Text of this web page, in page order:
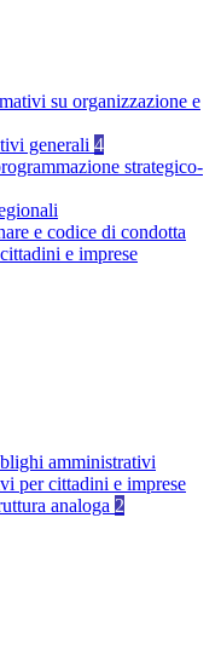
su organizzazione e
generali 4
strategico-
e codice di condotta
e imprese
amministrativi
per cittadini e imprese
analoga 2